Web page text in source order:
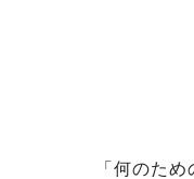
「何のた